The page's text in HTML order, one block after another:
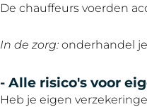
De chauffeurs voerden
In de zorg: onderhandel
- Alle risico's voor
Heb je eigen